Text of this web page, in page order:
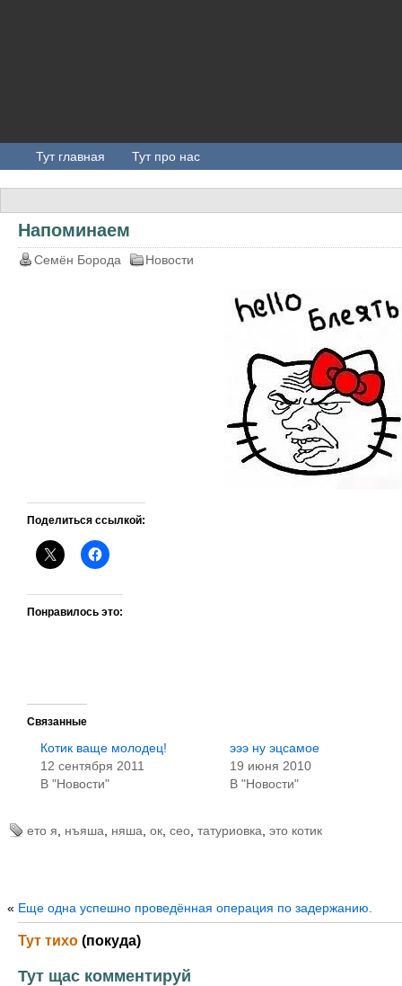
Тут главная Тут про нас
Напоминаем
Семён Борода Новости
Поделиться ссылкой:
Понравилось это:
Связанные
Котик ваще молодец!
12 сентября 2011
В "Новости"
эээ ну эцсамое
19 июня 2010
В "Новости"
ето я нъяша няша ок сео татуриовка это котик
« Еще одна успешно проведённая операция по задержанию.
Тут тихо (покуда)
Тут щас комментируй